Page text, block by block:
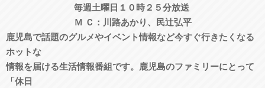
毎週土曜日１０時２５分放送
Ｍ Ｃ：川路あかり、民辻󠄀弘平
鹿児島で話題のグルメやイベント情報など今すぐ行きたくなる
ホットな
情報を届ける生活情報番組です。鹿児島のファミリーにとって
「休日